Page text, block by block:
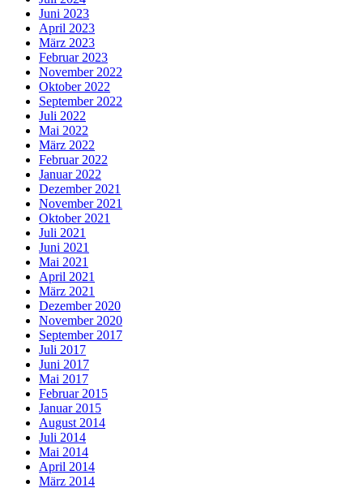
Juni 2023
April 2023
März 2023
Februar 2023
November 2022
Oktober 2022
September 2022
Juli 2022
Mai 2022
März 2022
Februar 2022
Januar 2022
Dezember 2021
November 2021
Oktober 2021
Juli 2021
Juni 2021
Mai 2021
April 2021
März 2021
Dezember 2020
November 2020
September 2017
Juli 2017
Juni 2017
Mai 2017
Februar 2015
Januar 2015
August 2014
Juli 2014
Mai 2014
April 2014
März 2014